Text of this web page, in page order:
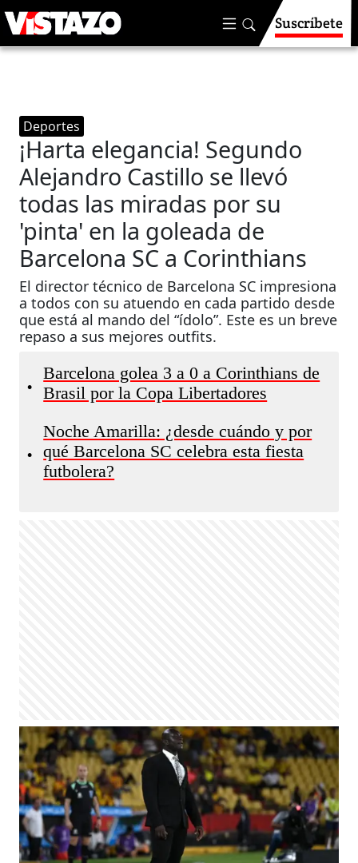
Suscríbete
Deportes
¡Harta elegancia! Segundo
Alejandro Castillo se llevó
todas las miradas por su
'pinta' en la goleada de
Barcelona SC a Corinthians
El director técnico de Barcelona SC impresiona
a todos con su atuendo en cada partido desde
que está al mando del “ídolo”. Este es un breve
repaso a sus mejores outfits.
•
Barcelona golea 3 a 0 a Corinthians de
Brasil por la Copa Libertadores
•
Noche Amarilla: ¿desde cuándo y por
qué Barcelona SC celebra esta fiesta
futbolera?